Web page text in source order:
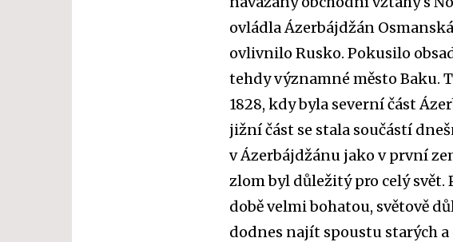
ovládla Ázerbájdžán
ovlivniloRusko. Pokusilo
tehdy významné městoBaku.
1828, kdy byla severní část
jižní část se stala součástí
v Ázerbájdžánu jako v první
zlom byl důležitý pro celý svět.
době velmi bohatou, světově
dodnes najít spoustu starých